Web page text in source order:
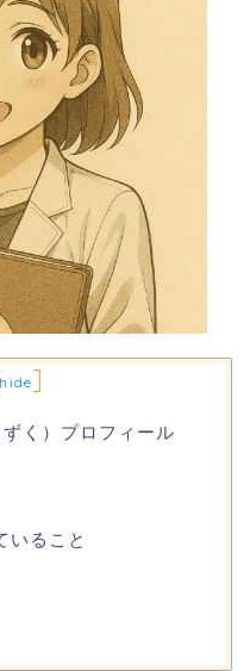
hide]
く）プロフィール
いること